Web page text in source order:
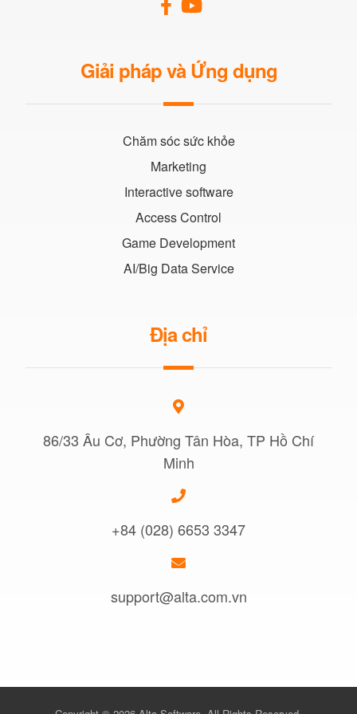
Giải pháp và Ứng dụng
Chăm sóc sức khỏe
Marketing
Interactive software
Access Control
Game Development
AI/Big Data Service
Địa chỉ
86/33 Âu Cơ, Phường Tân Hòa, TP Hồ Chí
Minh
+84 (028) 6653 3347
support@alta.com.vn